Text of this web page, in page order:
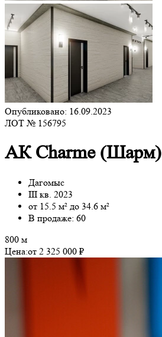
Опубликовано: 16.09.2023
ЛОТ № 156795
АК Charme (Шарм)
Дагомыс
III кв. 2023
от 15.5 м² до 34.6 м²
В продаже: 60
800 м
Цена:от 2 325 000 ₽